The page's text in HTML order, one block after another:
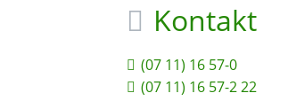
Kontakt
(07 11) 16 57-0
(07 11) 16 57-2 22